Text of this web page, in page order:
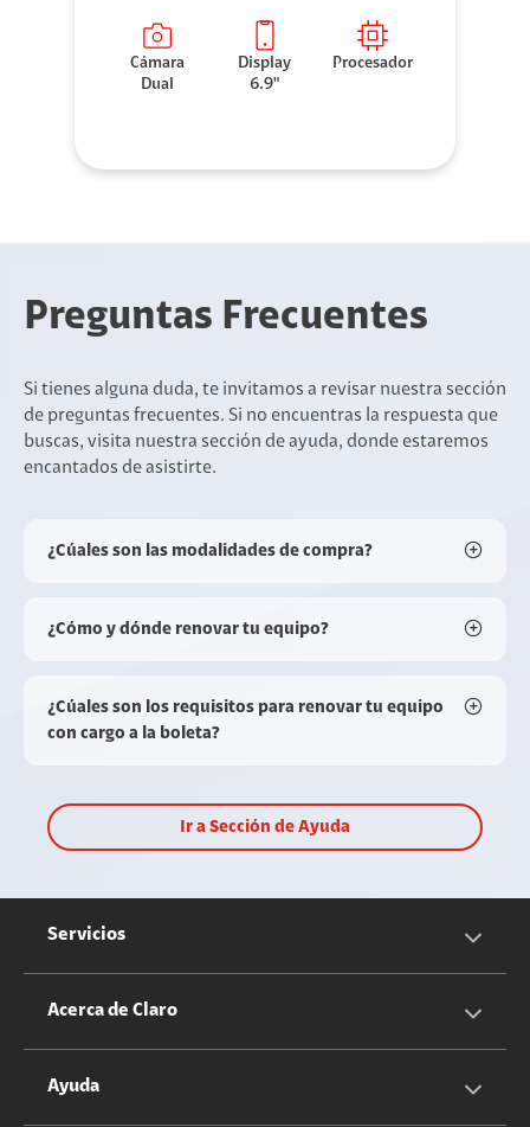
Cámara
Dual
Display
6.9"
Procesador
Preguntas Frecuentes
Si tienes alguna duda, te invitamos a revisar nuestra sección
de preguntas frecuentes. Si no encuentras la respuesta que
buscas, visita nuestra sección de ayuda, donde estaremos
encantados de asistirte.
¿Cúales son las modalidades de compra?
¿Cómo y dónde renovar tu equipo?
¿Cúales son los requisitos para renovar tu equipo
con cargo a la boleta?
Ir a Sección de Ayuda
Servicios
Servicios Móviles
Acerca de Claro
Información Corporativa
Ayuda